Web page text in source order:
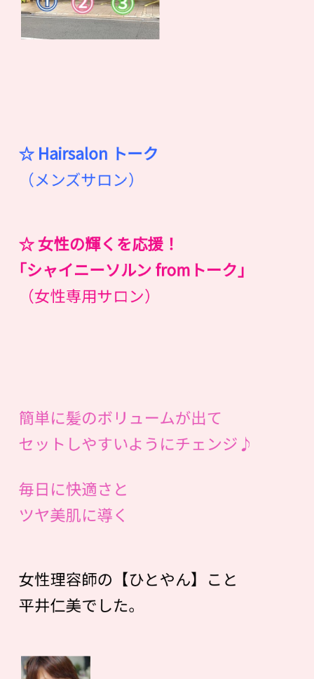
☆ Hairsalon トーク
（メンズサロン）
☆ 女性の輝くを応援！
｢シャイニーソルン fromトーク｣
（女性専用サロン）
簡単に髪のボリュームが出て
セットしやすいようにチェンジ♪
毎日に快適さと
ツヤ美肌に導く
女性理容師の【ひとやん】こと
平井仁美でした。